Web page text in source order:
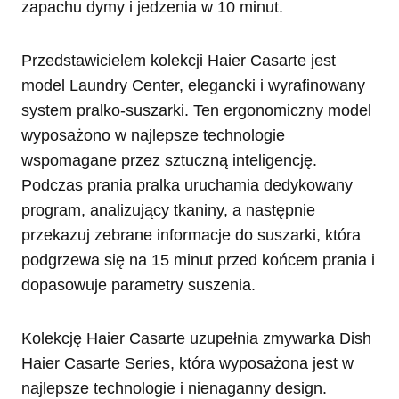
zapachu dymy i jedzenia w 10 minut.
Przedstawicielem kolekcji Haier Casarte jest
model Laundry Center, elegancki i wyrafinowany
system pralko-suszarki. Ten ergonomiczny model
wyposażono w najlepsze technologie
wspomagane przez sztuczną inteligencję.
Podczas prania pralka uruchamia dedykowany
program, analizujący tkaniny, a następnie
przekazuj zebrane informacje do suszarki, która
podgrzewa się na 15 minut przed końcem prania i
dopasowuje parametry suszenia.
Kolekcję Haier Casarte uzupełnia zmywarka Dish
Haier Casarte Series, która wyposażona jest w
najlepsze technologie i nienaganny design.